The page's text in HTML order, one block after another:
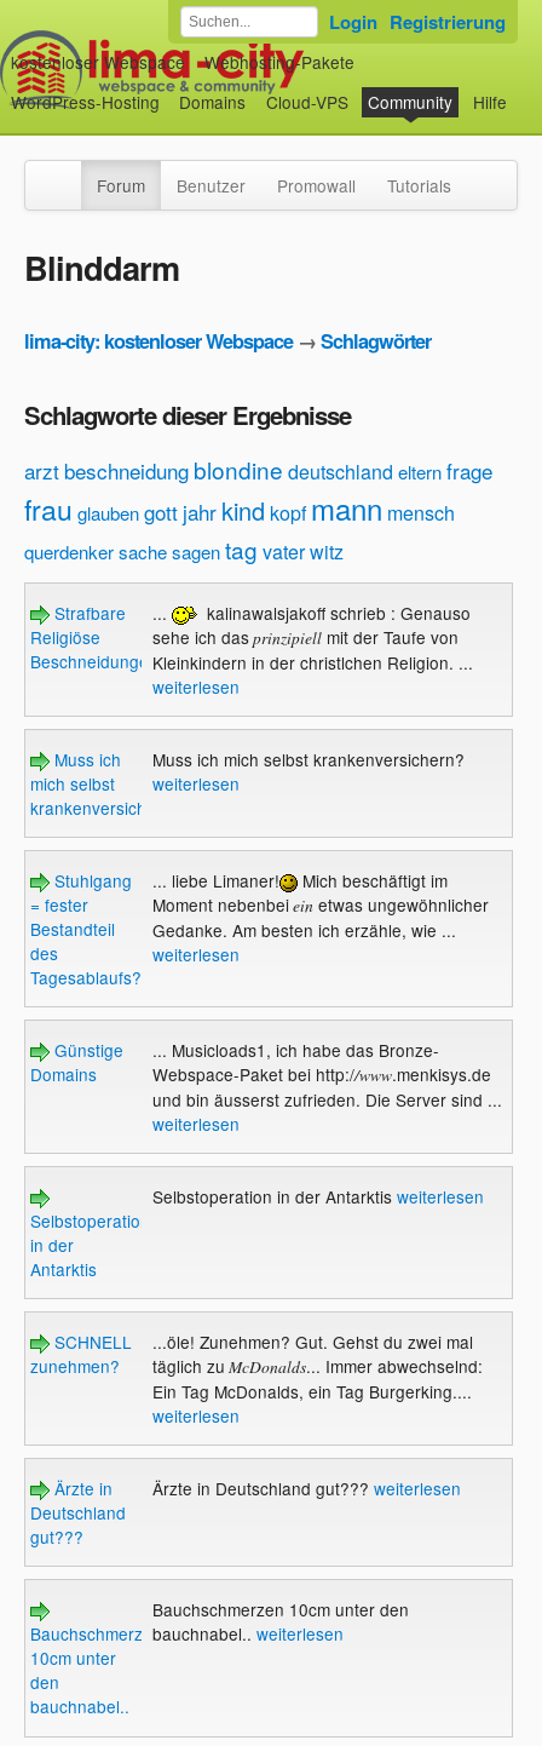
kostenloser Webspace
Webhosting-Pakete
WordPress-Hosting
Domains Cloud-VPS Community Hilfe
Login Registrierung
Forum Benutzer Promowall Tutorials
Blinddarm
lima-city: kostenloser Webspace→Schlagwörter
Schlagworte dieser Ergebnisse
arzt beschneidung blondine deutschland elternfrage
frau glaubengott jahr kind kopf mann mensch
querdenkersachesagentag vaterwitz
Strafbare
Religiöse
Beschneidungen
...
kalinawalsjakoff schrieb : Genauso
sehe ich dasprinzipiellmit der Taufe von
Kleinkindern in der christlchen Religion. ...
weiterlesen
Muss ich
mich selbst
krankenversichern?
Muss ich mich selbst krankenversichern?
weiterlesen
Stuhlgang
= fester
Bestandteil
des
Tagesablaufs?
... liebe Limaner!
Mich beschäftigt im
Moment nebenbeieinetwas ungewöhnlicher
Gedanke. Am besten ich erzähle, wie ...
weiterlesen
Günstige
Domains
... Musicloads1, ich habe das Bronze-
Webspace-Paket bei http://www.menkisys.de
und bin äusserst zufrieden. Die Server sind ...
weiterlesen
Selbstoperation
in der
Antarktis
Selbstoperation in der Antarktis weiterlesen
SCHNELL
zunehmen?
...öle! Zunehmen? Gut. Gehst du zwei mal
täglich zu McDonalds... Immer abwechselnd:
Ein Tag McDonalds, ein Tag Burgerking....
weiterlesen
Ärzte in
Deutschland
gut???
Ärzte in Deutschland gut??? weiterlesen
Bauchschmerzen
10cm unter
den
bauchnabel..
Bauchschmerzen 10cm unter den
bauchnabel.. weiterlesen